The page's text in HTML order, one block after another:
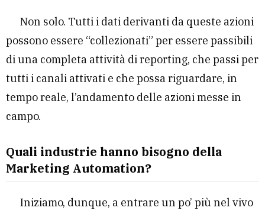
Non solo. Tutti i dati derivanti da queste azioni
possono essere “collezionati” per essere passibili
di una completa attività di reporting, che passi per
tutti i canali attivati e che possa riguardare, in
tempo reale, l’andamento delle azioni messe in
campo.
Quali industrie hanno bisogno della
Marketing Automation?
Iniziamo, dunque, a entrare un po’ più nel vivo